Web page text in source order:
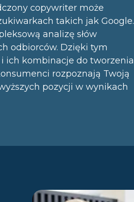
copywriter może
takich jak Google.
analizę słów
odbiorców. Dzięki tym
ich kombinacje do tworzenia
rozpoznają Twoją
pozycji w wynikach